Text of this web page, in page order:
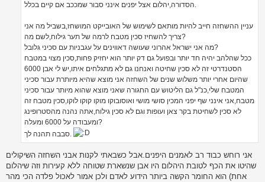
עניין ההשחזה חייב להיות מותאם לשימוש של האובייקט המושחז,בשביל מה אני
צריך להשחיז סכין מטבח לרמה של תער גילוח,לשם מה?
מה אני ישראל אהרוני שעושה דאווינים על עגבניות עם סכיני גלובל?
ככל שהלהב יהיה חד יותר ובפועל גם דק יותר הוא יחזיק פחות,סכין מצוי במטבח
הסטנדרטי זה לא סכין שחיטה ואנחנו גם לא מתגלחים איתו,יש לי אבן 6000
שהיום אחרי יותר משלוש שנים של השחזה אני מוצא שהיא מיותרת עבור סכיני
המטבח שלי,כנ"ל גם הליטוש עם החגורה שאני מוצא שהוא מיותר עבור סכיני
מטבח,אני אינני שף יפני המכין סושי מושי ואוסובוקו מוקו קוקו לוקו,סכין מטבח זה
לא סכין לשחיטת בקר צאן ועופות וגם לא סכין גילוח,אתה נהנה מהסטרופינג
ומעבודה על 6000 ומעלה?
אני רוחש כבוד רב לאמנים היפנים.אבל כשבאתי לקנות אבני השחזה השיקולים
שהיטו את הכף לטובת היהלום היו אבן שנשארת שטוחה ללא קעירות וזה שיהלום
הוא החומר הקשה ביותר הידוע לאדם ולכן אמור לאכול פלדה הכי מהר (אחת